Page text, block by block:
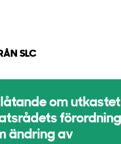
SLC
om
förordning
ändring av